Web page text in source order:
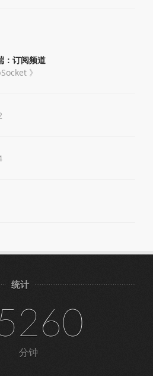
：订阅频道
》
统计
分钟